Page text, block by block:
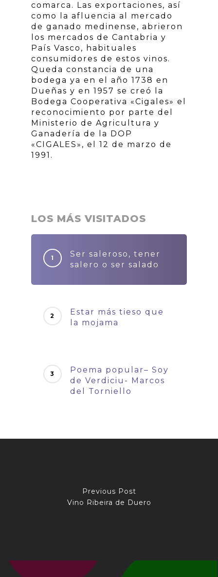
comarca. Las exportaciones, así
como la afluencia al mercado
de ganado medinense, abrieron
los mercados de Cantabria y
País Vasco, habituales
consumidores de estos vinos.
Queda constancia de una
bodega ya en el año 1738 en
Dueñas y en 1957 se creó la
Bodega Cooperativa «Cigales» el
reconocimiento por parte del
Ministerio de Agricultura y
Ganadería de la DOP
«CIGALES», el 12 de marzo de
1991.
LOS MÁS VISITADOS
Ser saleroso, tener
salero o ser salado
Estar más tieso que
la mojama
Poema popular– Soy
de Verdiciu- Marcos
del Torniello
Previous Post
Vino Ribeira de Duero